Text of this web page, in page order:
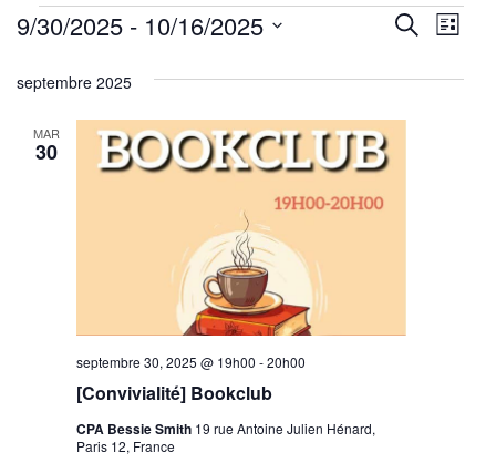
Évènements
et
Recherche
Liste
9/30/2025 - 10/16/2025
une
septembre 2025
MAR
30
[Convivialité] Bookclub
septembre 30, 2025 @ 19h00 -20h00
CPA Bessie Smith 19 rue Antoine Julien Hénard,
Paris 12, France